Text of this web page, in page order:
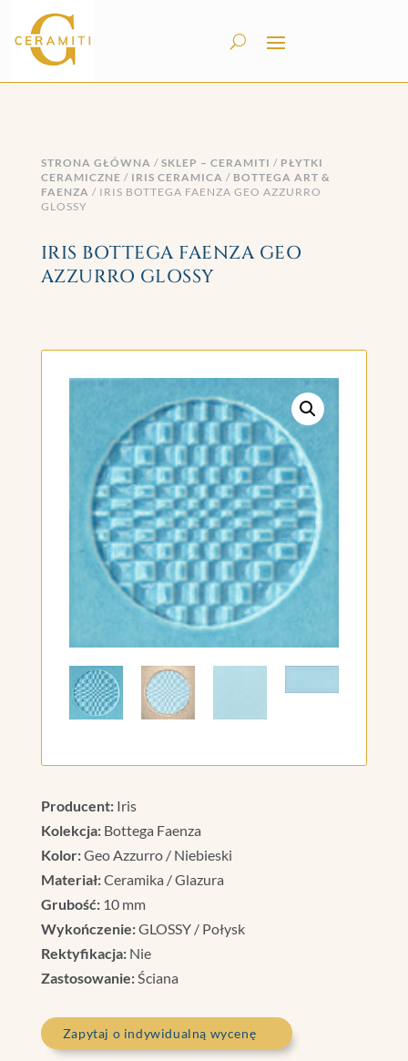
STRONA GŁÓWNA / SKLEP – CERAMITI / PŁYTKI
CERAMICZNE / IRIS CERAMICA / BOTTEGA ART &
FAENZA / IRIS BOTTEGA FAENZA GEO AZZURRO
GLOSSY
IRIS BOTTEGA FAENZA GEO
AZZURRO GLOSSY
Producent:Iris
Kolekcja:Bottega Faenza
Kolor:Geo Azzurro / Niebieski
Materiał:Ceramika / Glazura
Grubość:10 mm
Wykończenie:GLOSSY / Połysk
Rektyfikacja:Nie
Zastosowanie:Ściana
Zapytaj o indywidualną wycenę